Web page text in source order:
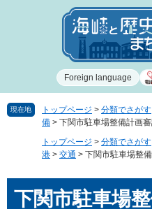
で
ば
Foreign language
現在地 トップページ > 分類でさがす
備 > 下関市駐車場整備計画
トップページ > 分類でさがす
港 > 交通 > 下関市駐車場整
下関市駐車場